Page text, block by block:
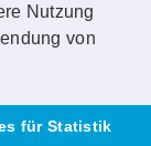
Nutzung
von
für Statistik